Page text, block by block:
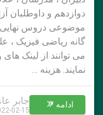
دوازدهم و داوطلبان
موضوعی دروس
گانه ریاضی فیزیک ،
می توانند از لینک
نمایند. هزینه …
ادامه * جابر
02-15